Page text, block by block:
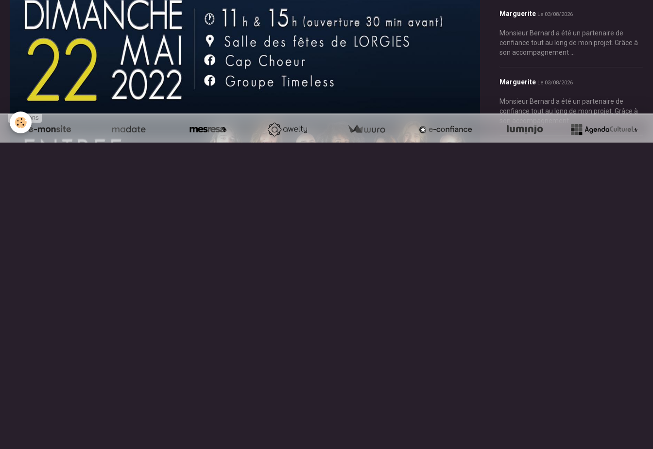
Marguerite Le 03/08/2026
Monsieur Bernard a été un partenaire de
confiance tout au long de mon projet. Grâce à
son accompagnement ...
Marguerite Le 03/08/2026
Monsieur Bernard a été un partenaire de
confiance tout au long de mon projet. Grâce à
SPONSORS